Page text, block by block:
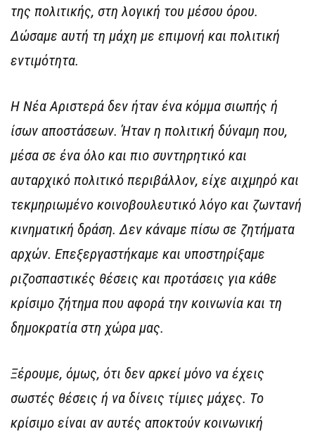
της πολιτικής, στη λογική του μέσου όρου.
Δώσαμε αυτή τη μάχη με επιμονή και πολιτική
εντιμότητα.
Η Νέα Αριστερά δεν ήταν ένα κόμμα σιωπής ή
ίσων αποστάσεων. Ήταν η πολιτική δύναμη που,
μέσα σε ένα όλο και πιο συντηρητικό και
αυταρχικό πολιτικό περιβάλλον, είχε αιχμηρό και
τεκμηριωμένο κοινοβουλευτικό λόγο και ζωντανή
κινηματική δράση. Δεν κάναμε πίσω σε ζητήματα
αρχών. Επεξεργαστήκαμε και υποστηρίξαμε
ριζοσπαστικές θέσεις και προτάσεις για κάθε
κρίσιμο ζήτημα που αφορά την κοινωνία και τη
δημοκρατία στη χώρα μας.
Ξέρουμε, όμως, ότι δεν αρκεί μόνο να έχεις
σωστές θέσεις ή να δίνεις τίμιες μάχες. Το
κρίσιμο είναι αν αυτές αποκτούν κοινωνική